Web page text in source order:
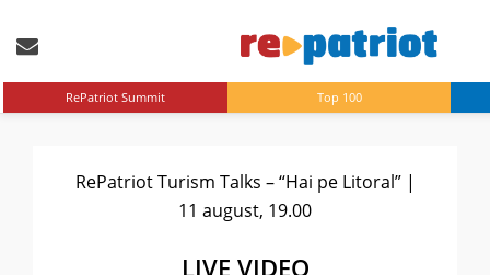
RePatriot Summit Top 100
RePatriot Turism Talks – “Hai pe Litoral” |
11 august, 19.00
LIVE VIDEO